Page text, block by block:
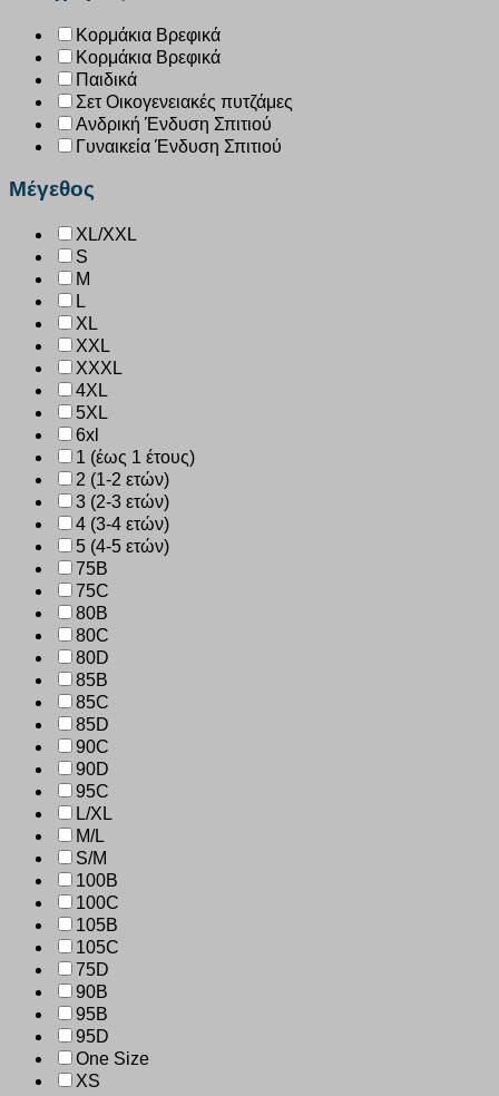
Κορμάκια Βρεφικά
Κορμάκια Βρεφικά
Παιδικά
Σετ Οικογενειακές πυτζάμες
Ανδρική Ένδυση Σπιτιού
Γυναικεία Ένδυση Σπιτιού
Μέγεθος
XL/XXL
S
M
L
XL
XXL
XXXL
4XL
5XL
6xl
1 (έως 1 έτους)
2 (1-2 ετών)
3 (2-3 ετών)
4 (3-4 ετών)
5 (4-5 ετών)
75B
75C
80B
80C
80D
85B
85C
85D
90C
90D
95C
L/XL
M/L
S/M
100B
100C
105B
105C
75D
90B
95B
95D
One Size
XS